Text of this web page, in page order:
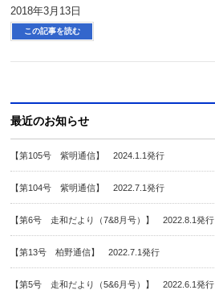
2018年3月13日
この記事を読む
最近のお知らせ
【第105号 紫明通信】 2024.1.1発行
【第104号 紫明通信】 2022.7.1発行
【第6号 走和だより（7&8月号）】 2022.8.1発行
【第13号 柏野通信】 2022.7.1発行
【第5号 走和だより（5&6月号）】 2022.6.1発行